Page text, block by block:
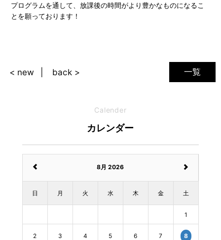
プログラムを通して、放課後の時間がより豊かなものになるこ
とを願っております！
一覧
< new back >
Calender
カレンダー
8月 2026
日 月 火 水 木 金 土
1
2 3 4 5 6 7 8